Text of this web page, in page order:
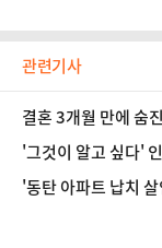
관련기사
결혼 3개월 만에 숨
'그것이 알고 싶다'
'동탄 아파트 납치